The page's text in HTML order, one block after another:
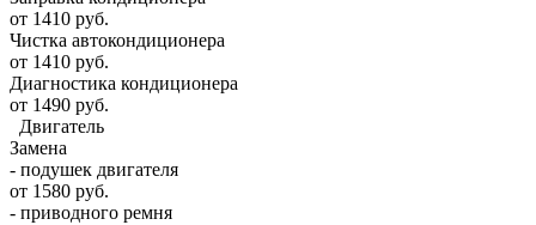
от 1410 руб.
Чистка автокондиционера
от 1410 руб.
Диагностика кондиционера
от 1490 руб.
Двигатель
Замена
- подушек двигателя
от 1580 руб.
- приводного ремня